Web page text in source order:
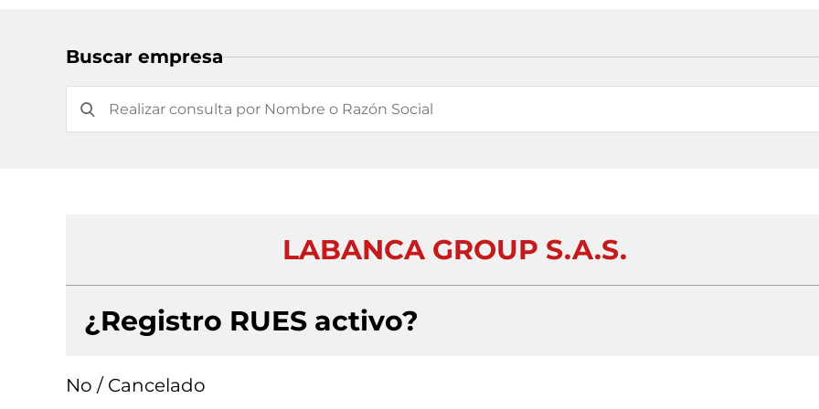
Buscar empresa
LABANCA GROUP S.A.S.
¿Registro RUES activo?
No / Cancelado